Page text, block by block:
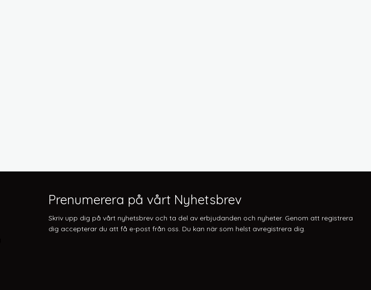
Prenumerera på vårt Nyhetsbrev
Skriv upp dig på vårt nyhetsbrev och ta del av erbjudanden och nyheter. Genom att registrera
dig accepterar du att få e-post från oss. Du kan när som helst avregistrera dig.